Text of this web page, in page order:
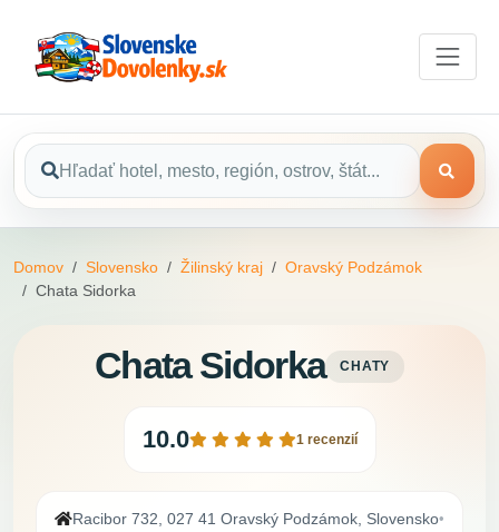
Domov Slovensko Žilinský kraj
Oravský Podzámok
Chata Sidorka
Chata Sidorka CHATY
10.0 1 recenzií
Racibor 732, 027 41 Oravský Podzámok, Slovensko•